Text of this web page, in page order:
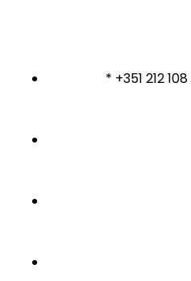
* +351 212